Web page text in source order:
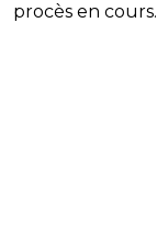
procès en cours.